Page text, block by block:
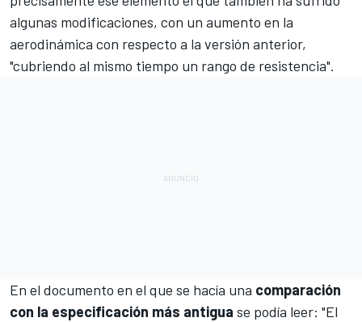
algunas modificaciones, con un aumento en la
aerodinámica con respecto a la versión anterior,
"cubriendo al mismo tiempo un rango de resistencia".
En el documento en el que se hacía una comparación
con la especificación más antigua se podía leer: "El